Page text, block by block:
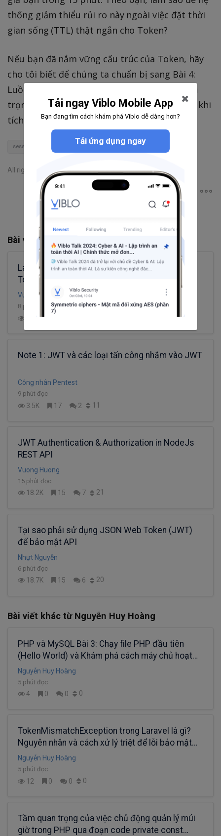
thống giảm thiểu rủi ro này ngoài việc đặt thời
gian sống (TTL) thật ngắn cho Token?
Nếu bạn đã nắm vững cấu trúc của Token, hãy
cho tôi biết để chúng ta chuẩn bị sang Bài 4:
Luồng Authorization Code Flow – luồng quan
trọng nhất mà mọi developer phải nằm lòng khi
tích hợp SSO.
session-based recommender system Access Token
All rights reserved
Bài viết liên quan
Laravel - Sử dụng Authentication Json Web
Token (JWT)
Vu Minh Hieu
8 phút đọc
27.4K
Note 1: JWT và các loại tấn công nhắm vào JWT
Công nhân Pentest
9 phút đọc
3.5K 17 2 11
JWT Authentication & Authorization in NodeJs
REST API
Vuong Huong
15 phút đọc
18.2K 15 7 21
Tại sao phải sử dụng JSON Web Token (JWT)
để bảo mật API
Nhựt Nguyễn
6 phút đọc
18.7K 15 6 20
Bài viết khác từ Nguyễn Huy Hoàng
PHP và MySQL Bài 3: Chạy file PHP đầu tiên
(Hello World) và Khám phá cách máy chủ hoạt
động
Nguyễn Huy Hoàng
5 phút đọc
4 0 0 0
TokenMismatchException trong Laravel là gì?
Nguyên nhân và cách xử lý triệt để lỗi bảo mật
CSRF
Nguyễn Huy Hoàng
5 phút đọc
12 0 0 0
Tầm quan trọng của việc chủ động quản lý múi
giờ trong PHP qua đoạn code private const
Tải ngay Viblo Mobile App
Bạn đang tìm cách khám phá Viblo dễ dàng hơn?
Tải ứng dụng ngay